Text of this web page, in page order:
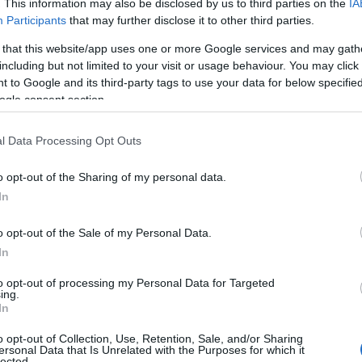
This information may also be disclosed by us to third parties on the
Participants that may further disclose it to other third parties.
that this website/app uses one or more Google services and may
but not limited to your visit or usage behaviour. You may
to Google and its third-party tags to use your data for below
consent section.
Data Processing Opt Outs
opt-out of the Sharing of my personal data.
opt-out of the Sale of my Personal Data.
opt-out of processing my Personal Data for Targeted
opt-out of Collection, Use, Retention, Sale, and/or Sharing
Data that Is Unrelated with the Purposes for which it
kapor - csak néhány azonfűszerek
gyakran viszont, mint mondjuk
belőlük, egyeseket pedig tényleg
a szavatosságukattekintve
fontos, hogy figyelembe
is.Természetesen a legrövidebb
általában egy hétig tartanak el,
szerencsére több évig is
van szó, valószínűleg nem kell
vagy nedvesség éri őket.
tönkremennek. Ha ilyesmiről nincs
idejük: